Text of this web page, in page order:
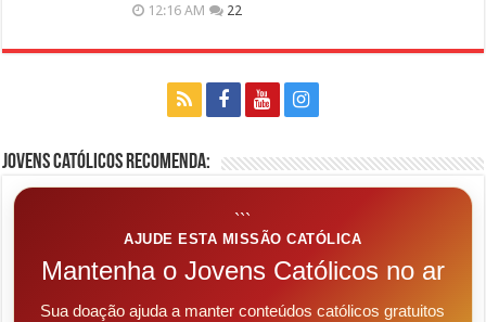
12:16 AM 22
Jovens Católicos Recomenda:
```
AJUDE ESTA MISSÃO CATÓLICA
Mantenha o Jovens Católicos no ar
Sua doação ajuda a manter conteúdos católicos gratuitos